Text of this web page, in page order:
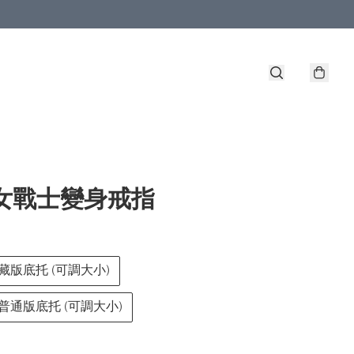
戰士變身戒指
版底托 (可調大小)
通版底托 (可調大小)